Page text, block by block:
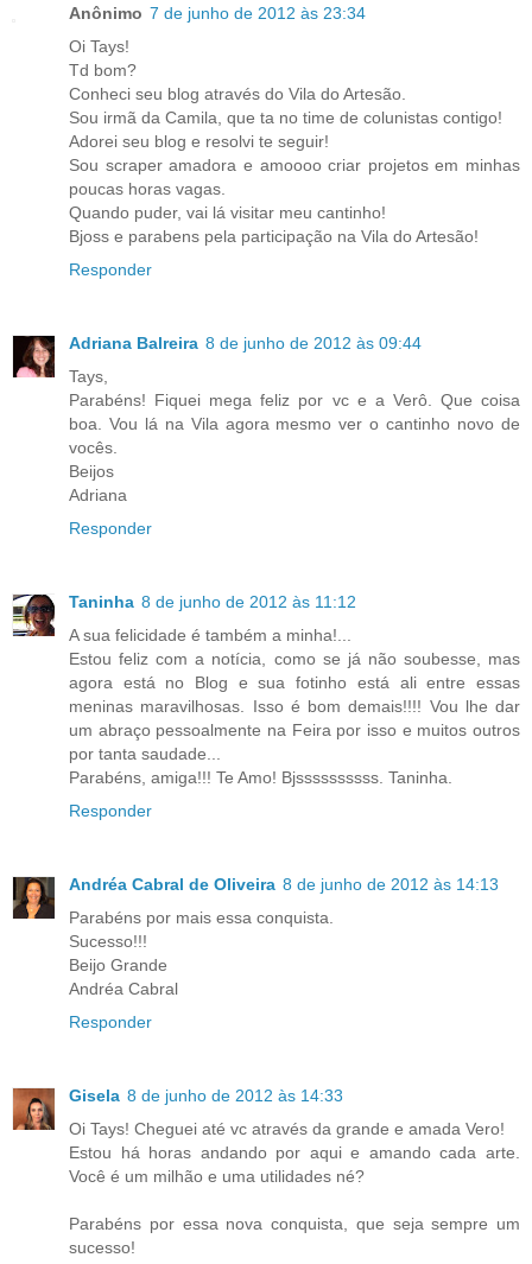
Anônimo 7 de junho de 2012 às 23:34
Oi Tays!
Td bom?
Conheci seu blog através do Vila do Artesão.
Sou irmã da Camila, que ta no time de colunistas contigo!
Adorei seu blog e resolvi te seguir!
Sou scraper amadora e amoooo criar projetos em minhas
poucas horas vagas.
Quando puder, vai lá visitar meu cantinho!
Bjoss e parabens pela participação na Vila do Artesão!
Responder
Adriana Balreira 8 de junho de 2012 às 09:44
Tays,
Parabéns! Fiquei mega feliz por vc e a Verô. Que coisa
boa. Vou lá na Vila agora mesmo ver o cantinho novo de
vocês.
Beijos
Adriana
Responder
Taninha 8 de junho de 2012 às 11:12
A sua felicidade é também a minha!...
Estou feliz com a notícia, como se já não soubesse, mas
agora está no Blog e sua fotinho está ali entre essas
meninas maravilhosas. Isso é bom demais!!!! Vou lhe dar
um abraço pessoalmente na Feira por isso e muitos outros
por tanta saudade...
Parabéns, amiga!!! Te Amo! Bjssssssssss. Taninha.
Responder
Andréa Cabral de Oliveira 8 de junho de 2012 às 14:13
Parabéns por mais essa conquista.
Sucesso!!!
Beijo Grande
Andréa Cabral
Responder
Gisela 8 de junho de 2012 às 14:33
Oi Tays! Cheguei até vc através da grande e amada Vero!
Estou há horas andando por aqui e amando cada arte.
Você é um milhão e uma utilidades né?
Parabéns por essa nova conquista, que seja sempre um
sucesso!